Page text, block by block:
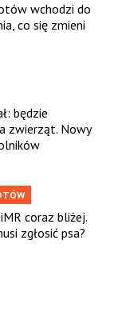
wchodzi do
co się zmieni
będzie
zwierząt. Nowy
coraz bliżej.
zgłosić psa?